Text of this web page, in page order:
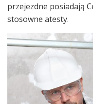
przejezdne posiadają
stosowne atesty.